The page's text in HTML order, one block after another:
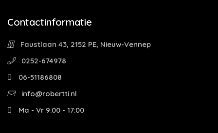
Contactinformatie
Faustlaan 43, 2152 PE, Nieuw-Vennep
0252-674978
06-51186808
info@robertti.nl
Ma - Vr 9:00 - 17:00